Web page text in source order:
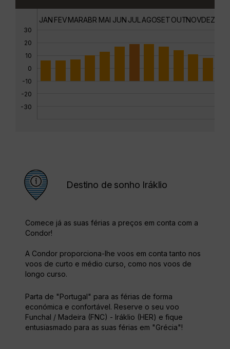
30
20
10
0
-10
-20
-30
JAN FEVMARABR MAI JUN JUL AGOSETOUTNOVDEZ
Destino de sonho Iráklio
Comece já as suas férias a preços em conta com a
Condor!
A Condor proporciona-lhe voos em conta tanto nos
voos de curto e médio curso, como nos voos de
longo curso.
Parta de "Portugal" para as férias de forma
económica e confortável. Reserve o seu voo
Funchal / Madeira (FNC) - Iráklio (HER) e fique
entusiasmado para as suas férias em "Grécia"!